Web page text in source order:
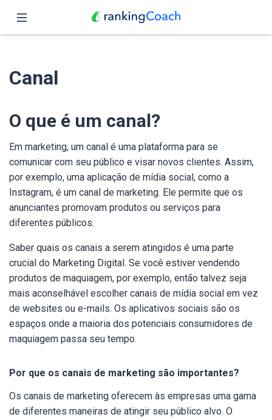
Funções
Parceiros
Português
Canal
O que é um canal?
Em marketing, um canal é uma plataforma para se
comunicar com seu público e visar novos clientes. Assim,
por exemplo, uma aplicação de mídia social, como a
Instagram, é um canal de marketing. Ele permite que os
anunciantes promovam produtos ou serviços para
diferentes públicos.
Saber quais os canais a serem atingidos é uma parte
crucial do Marketing Digital. Se você estiver vendendo
produtos de maquiagem, por exemplo, então talvez seja
mais aconselhável escolher canais de mídia social em vez
de websites ou e-mails. Os aplicativos sociais são os
espaços onde a maioria dos potenciais consumidores de
maquiagem passa seu tempo.
Por que os canais de marketing são importantes?
Os canais de marketing oferecem às empresas uma gama
de diferentes maneiras de atingir seu público alvo. O